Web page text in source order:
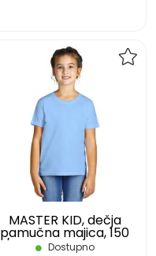
MASTER KID, dečja
pamučna majica, 150
g/m2, svetlo plava, 04
Dostupno